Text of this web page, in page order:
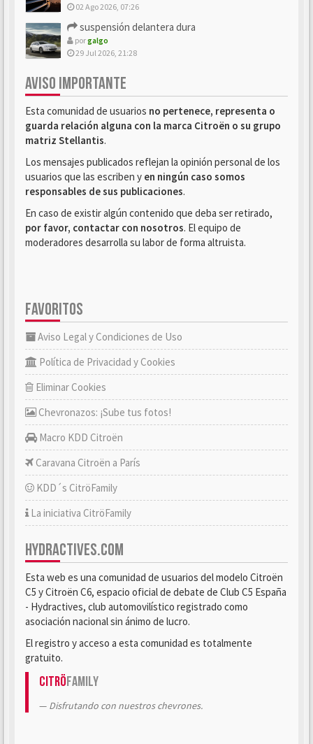
02 Ago 2026, 07:26
suspensión delantera dura
porgalgo
29 Jul 2026, 21:28
AVISO IMPORTANTE
Esta comunidad de usuarios no pertenece, representa o
guarda relación alguna con la marca Citroën o su grupo
matriz Stellantis.
Los mensajes publicados reflejan la opinión personal de los
usuarios que las escriben y en ningún caso somos
responsables de sus publicaciones.
En caso de existir algún contenido que deba ser retirado,
por favor, contactar con nosotros. El equipo de
moderadores desarrolla su labor de forma altruista.
FAVORITOS
Aviso Legal y Condiciones de Uso
Política de Privacidad y Cookies
Eliminar Cookies
Chevronazos: ¡Sube tus fotos!
Macro KDD Citroën
Caravana Citroën a París
KDD´s CitröFamily
La iniciativa CitröFamily
HYDRACTIVES.COM
Esta web es una comunidad de usuarios del modelo Citroën
C5 y Citroën C6, espacio oficial de debate de Club C5 España
- Hydractives, club automovilístico registrado como
asociación nacional sin ánimo de lucro.
El registro y acceso a esta comunidad es totalmente
gratuito.
CitröFamily
Disfrutando con nuestros chevrones.